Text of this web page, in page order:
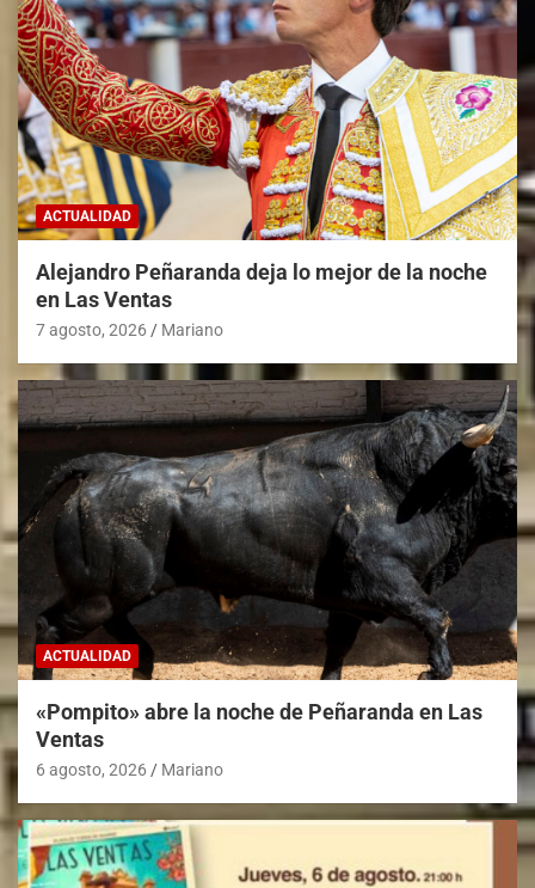
ACTUALIDAD
Alejandro Peñaranda deja lo mejor de la noche
en Las Ventas
7 agosto, 2026 Mariano
ACTUALIDAD
«Pompito» abre la noche de Peñaranda en Las
Ventas
6 agosto, 2026 Mariano